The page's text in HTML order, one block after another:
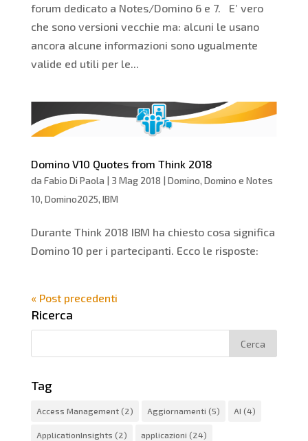
forum dedicato a Notes/Domino 6 e 7. E’ vero
che sono versioni vecchie ma: alcuni le usano
ancora alcune informazioni sono ugualmente
valide ed utili per le...
Domino V10 Quotes from Think 2018
da Fabio Di Paola | 3 Mag 2018 | Domino, Domino e Notes
10, Domino2025, IBM
Durante Think 2018 IBM ha chiesto cosa significa
Domino 10 per i partecipanti. Ecco le risposte:
« Post precedenti
Ricerca
Tag
Access Management(2) Aggiornamenti (5) AI (4)
ApplicationInsights (2) applicazioni (24)